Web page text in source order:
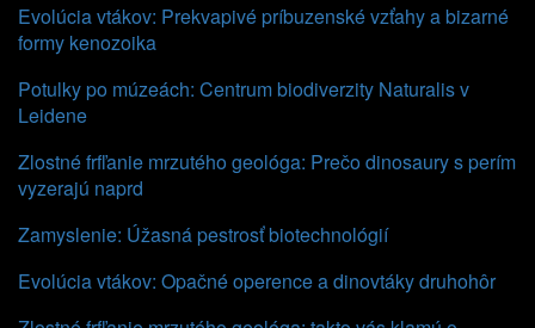
Evolúcia vtákov: Prekvapivé príbuzenské vzťahy a bizarné
formy kenozoika
Potulky po múzeách: Centrum biodiverzity Naturalis v
Leidene
Zlostné frfľanie mrzutého geológa: Prečo dinosaury s perím
vyzerajú naprd
Zamyslenie: Úžasná pestrosť biotechnológií
Evolúcia vtákov: Opačné operence a dinovtáky druhohôr